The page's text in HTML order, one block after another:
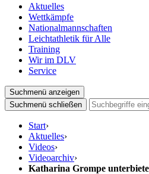
Aktuelles
Wettkämpfe
Nationalmannschaften
Leichtathletik für Alle
Training
Wir im DLV
Service
Suchmenü anzeigen
Suchmenü schließen
Start›
Aktuelles›
Videos›
Videoarchiv›
Katharina Grompe